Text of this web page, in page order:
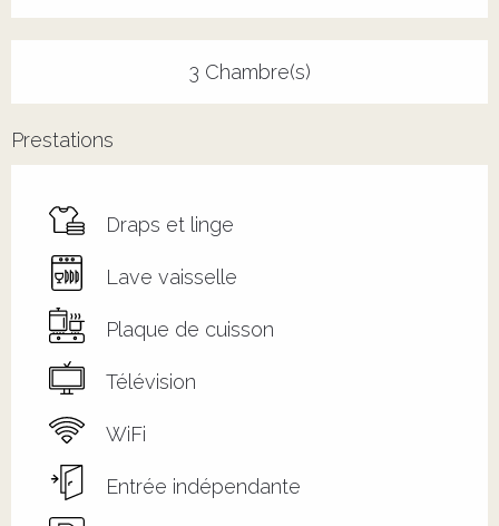
3 Chambre(s)
Prestations
Draps et linge
Lave vaisselle
Plaque de cuisson
Télévision
WiFi
Entrée indépendante